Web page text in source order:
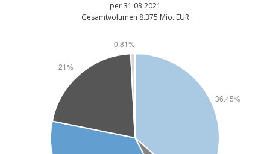
per 31.03.2021
Gesamtvolumen 8.375 Mio. EUR